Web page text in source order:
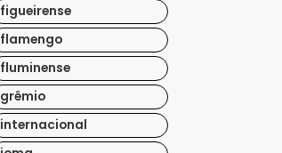
figueirense
flamengo
fluminense
grêmio
internacional